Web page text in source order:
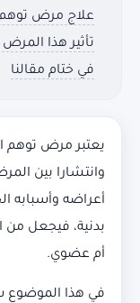
علاج مرض
تأثير هذا
في ختام مقالنا
يعتبر مرض توهم
وانتشارا بين
أعراضه وأسبابه
بدنية، فيجعل
أم عضوي.
في هذا